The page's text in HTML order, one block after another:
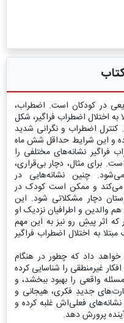
در کودکان است. اضطراب،
اختلال اضطراب فراگیر، شکل
کنترل اضطراب و نگرانی شدید
و این شرایط حداقل شش ماه
فراگیر نشانه‌های مختلفی را
برای مثال، دچار بی‌قراری،
چنین نشانه‌هایی در
می‌کند و ممکن است کودک در
دچار مشکلاتی شود. این
والدین و اطرافیان نزدیک او
که اثر پیشِ رو نیز به این مهم
به اختلال اضطراب فراگیر
داد که چطور در هنگام
غیرمنطقی را شناسایی کرده
واقعی را بهبود ببخشد، و
جدیدِ فکری، هیجانی و
فعلی‌اش غلبه کرده و
پرورش دهد.